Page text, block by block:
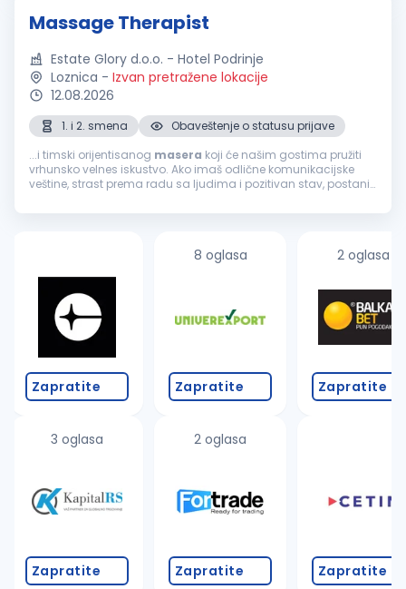
Massage Therapist
Estate Glory d.o.o. - Hotel Podrinje
Loznica - Izvan pretražene lokacije
12.08.2026
1. i 2. smena
Obaveštenje o statusu prijave
...i timski orijentisanog masera koji će našim gostima pružiti
vrhunsko velnes iskustvo. Ako imaš odlične komunikacijske
veštine, strast prema radu sa ljudima i pozitivan stav, postani
odgovarajuća...
Zapratite
3 oglasa
Zapratite
8 oglasa
Zapratite
2 oglasa
Zapratite
2 oglasa
Zapratite
Zapratite